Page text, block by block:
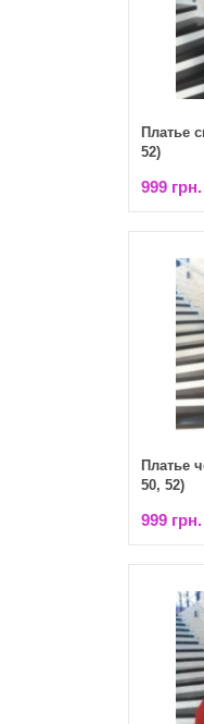
Платье
52)
999 грн.
Платье
50, 52)
999 грн.